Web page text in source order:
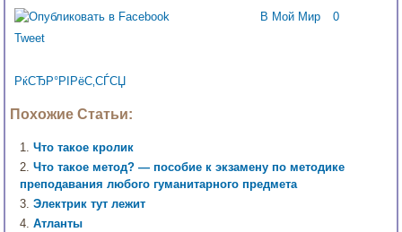
В Мой Мир
0
Tweet
РќСЂР°РІРёС‚СЃСЏ
Похожие Статьи:
Что такое кролик
Что такое метод? — пособие к экзамену по методике
преподавания любого гуманитарного предмета
Электрик тут лежит
Атланты